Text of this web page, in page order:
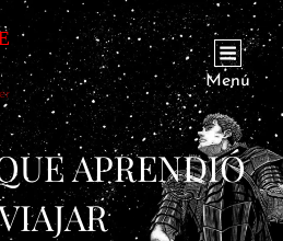
Menú
APRENDIÓ